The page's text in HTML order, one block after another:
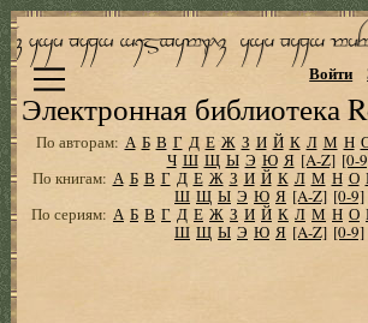
Электронная библиотека
Войти
По авторам: А Б В Г Д Е Ж З И Й К Л М Н
Ч Ш Щ Ы Э Ю Я [A-Z] [0-
По книгам: А Б В Г Д Е Ж З И Й К Л М Н О
Ш Щ Ы Э Ю Я [A-Z] [0-9]
По сериям: А Б В Г Д Е Ж З И Й К Л М Н О
Ш Щ Ы Э Ю Я [A-Z] [0-9]